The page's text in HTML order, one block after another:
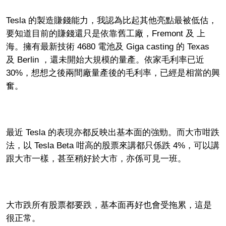
Tesla 的製造賺錢能力，我認為比起其他亮點最被低估，
要知道目前的賺錢還只是依靠舊工廠，Fremont 及 上
海。擁有最新技術 4680 電池及 Giga casting 的 Texas
及 Berlin ，還未開始大規模的量產。依家毛利率已近
30%，想想之後兩間廠量產後的毛利率，已經是相當的興
奮。
最近 Tesla 的表現亦都反映出基本面的強勁。而大市咁跌
法，以 Tesla Beta 咁高的股票來講都只係跌 4%，可以講
跟大市一樣，甚至稍好於大市，亦係可見一班。
大市跌所有股票都要跌，基本面再好也會受拖累，這是
很正常。